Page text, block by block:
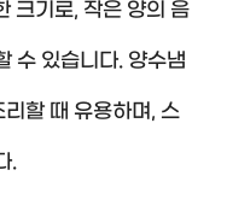
크기로, 작은 양의 음
수 있습니다. 양수냄
할 때 유용하며, 스
.